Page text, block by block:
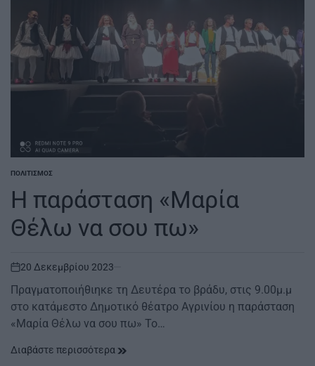
POSTED
ΠΟΛΙΤΙΣΜΌΣ
Η παράσταση «Μαρία
Θέλω να σου πω»
on
20 Δεκεμβρίου 2023
Πραγματοποιήθιηκε τη Δευτέρα το βράδυ, στις 9.00μ.μ
στο κατάμεστο Δημοτικό θέατρο Αγρινίου η παράσταση
«Μαρία Θέλω να σου πω» Το…
Διαβάστε περισσότερα